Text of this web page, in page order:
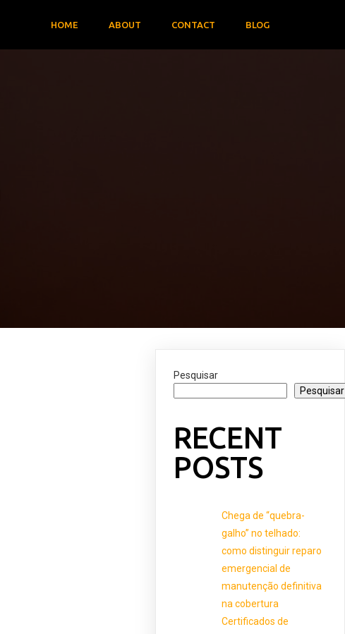
HOME ABOUT CONTACT BLOG
Pesquisar
Pesquisar
RECENT
POSTS
Chega de “quebra-
galho” no telhado:
como distinguir reparo
emergencial de
manutenção definitiva
na cobertura
Certificados de